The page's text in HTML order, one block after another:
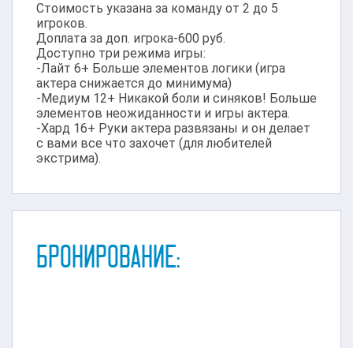
Стоимость указана за команду от 2 до 5
игроков.
Доплата за доп. игрока-600 руб.
Доступно три режима игры:
-Лайт 6+ Больше элементов логики (игра
актера снижается до минимума)
-Медиум 12+ Никакой боли и синяков! Больше
элементов неожиданности и игры актера.
-Хард 16+ Руки актера развязаны и он делает
с вами все что захочет (для любителей
экстрима).
БРОНИРОВАНИЕ: